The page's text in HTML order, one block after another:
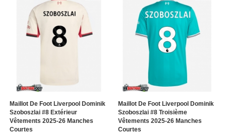
Maillot De Foot Liverpool Dominik
Szoboszlai #8 Extérieur
Vêtements 2025-26 Manches
Courtes
Maillot De Foot Liverpool Dominik
Szoboszlai #8 Troisième
Vêtements 2025-26 Manches
Courtes